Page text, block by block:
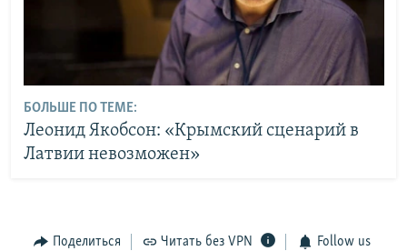
БОЛЬШЕ ПО ТЕМЕ:
Леонид Якобсон: «Крымский сценарий в
Латвии невозможен»
Поделиться Читать без VPN Follow us